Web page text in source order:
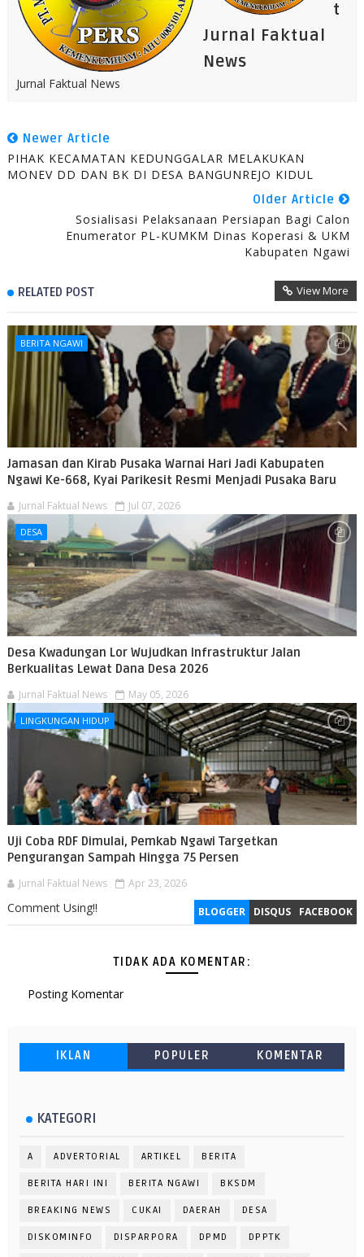
t
Jurnal Faktual
News
Jurnal Faktual News
Newer Article
PIHAK KECAMATAN KEDUNGGALAR MELAKUKAN
MONEV DD DAN BK DI DESA BANGUNREJO KIDUL
Older Article
Sosialisasi Pelaksanaan Persiapan Bagi Calon
Enumerator PL-KUMKM Dinas Koperasi & UKM
Kabupaten Ngawi
RELATED POST View More
BERITA NGAWI
Jamasan dan Kirab Pusaka Warnai Hari Jadi Kabupaten
Ngawi Ke-668, Kyai Parikesit Resmi Menjadi Pusaka Baru
Jurnal Faktual News Jul 07, 2026
DESA
Desa Kwadungan Lor Wujudkan Infrastruktur Jalan
Berkualitas Lewat Dana Desa 2026
Jurnal Faktual News May 05, 2026
LINGKUNGAN HIDUP
Uji Coba RDF Dimulai, Pemkab Ngawi Targetkan
Pengurangan Sampah Hingga 75 Persen
Jurnal Faktual News Apr 23, 2026
BLOGGER DISQUS FACEBOOK
Comment Using!!
TIDAK ADA KOMENTAR:
Posting Komentar
IKLAN POPULER KOMENTAR
KATEGORI
A ADVERTORIAL ARTIKEL BERITA
BERITA HARI INI BERITA NGAWI BKSDM
BREAKING NEWS CUKAI DAERAH DESA
DISKOMINFO DISPARPORA DPMD DPPTK